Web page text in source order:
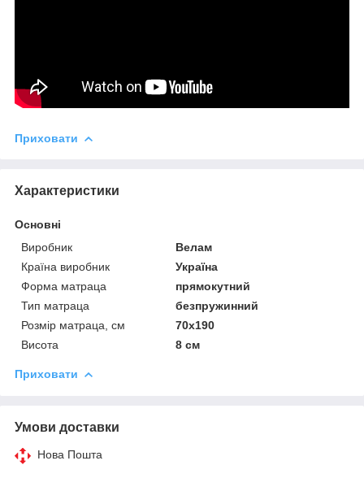
Приховати
Характеристики
Основні
Виробник
Велам
Країна виробник
Україна
Форма матраца
прямокутний
Тип матраца
безпружинний
Розмір матраца, см
70х190
Висота
8 см
Приховати
Умови доставки
Нова Пошта